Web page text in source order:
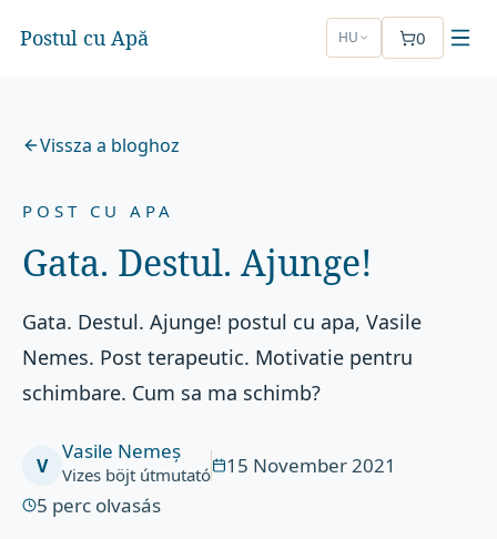
Postul cu Apă HU 0
Vissza a bloghoz
POST CU APA
Gata. Destul. Ajunge!
Gata. Destul. Ajunge! postul cu apa, Vasile
Nemes. Post terapeutic. Motivatie pentru
schimbare. Cum sa ma schimb?
V
Vasile Nemeș
Vizes böjt útmutató
15 November 2021
5 perc olvasás